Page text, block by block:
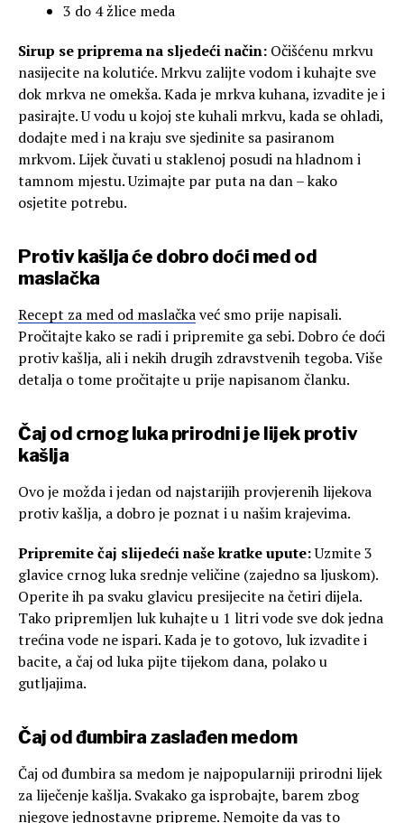
3 do 4 žlice meda
Sirup se priprema na sljedeći način: Očišćenu mrkvu
nasijecite na kolutiće. Mrkvu zalijte vodom i kuhajte sve
dok mrkva ne omekša. Kada je mrkva kuhana, izvadite je i
pasirajte. U vodu u kojoj ste kuhali mrkvu, kada se ohladi,
dodajte med i na kraju sve sjedinite sa pasiranom
mrkvom. Lijek čuvati u staklenoj posudi na hladnom i
tamnom mjestu. Uzimajte par puta na dan – kako
osjetite potrebu.
Protiv kašlja će dobro doći med od
maslačka
Recept za med od maslačkaveć smo prije napisali.
Pročitajte kako se radi i pripremite ga sebi. Dobro će doći
protiv kašlja, ali i nekih drugih zdravstvenih tegoba. Više
detalja o tome pročitajte u prije napisanom članku.
Čaj od crnog luka prirodni je lijek protiv
kašlja
Ovo je možda i jedan od najstarijih provjerenih lijekova
protiv kašlja, a dobro je poznat i u našim krajevima.
Pripremite čaj slijedeći naše kratke upute:Uzmite 3
glavice crnog luka srednje veličine (zajedno sa ljuskom).
Operite ih pa svaku glavicu presijecite na četiri dijela.
Tako pripremljen luk kuhajte u 1 litri vode sve dok jedna
trećina vode ne ispari. Kada je to gotovo, luk izvadite i
bacite, a čaj od luka pijte tijekom dana, polako u
gutljajima.
Čaj od đumbira zaslađen medom
Čaj od đumbira sa medom je najpopularniji prirodni lijek
za liječenje kašlja. Svakako ga isprobajte, barem zbog
njegove jednostavne pripreme. Nemojte da vas to